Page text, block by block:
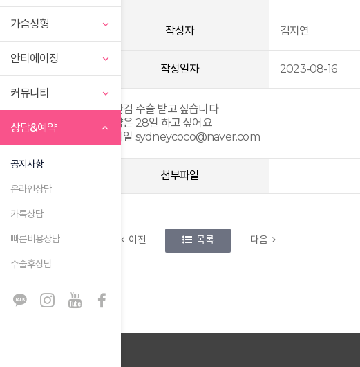
가슴성형
안티에이징
커뮤니티
상담&예약
공지사항
온라인상담
카톡상담
빠른비용상담
수술후상담
작성자 김지연
작성일자 2023-08-16
하안검 수술 받고 싶습니다
예약은 28일 하고 싶어요
이메일 sydneycoco@naver.com
첨부파일
이전 목록 다음